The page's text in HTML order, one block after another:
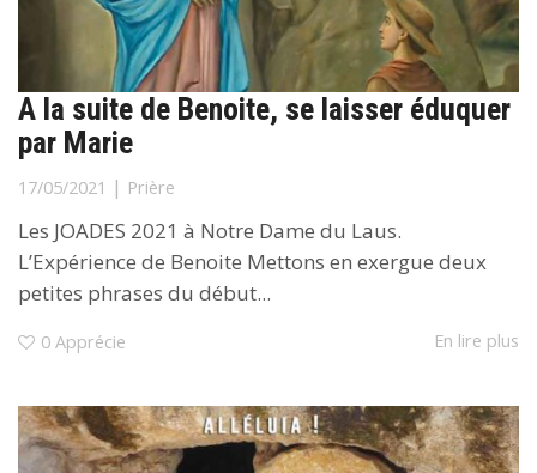
A la suite de Benoite, se laisser éduquer
par Marie
17/05/2021 | Prière
Les JOADES 2021 à Notre Dame du Laus.
L’Expérience de Benoite Mettons en exergue deux
petites phrases du début...
0 Apprécie En lire plus